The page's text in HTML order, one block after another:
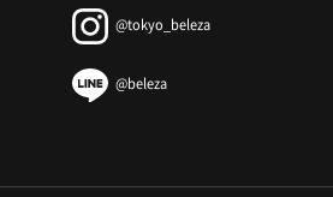
@tokyo_beleza
@beleza